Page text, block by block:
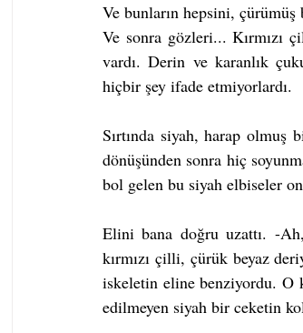
Ve bunların hepsini,
Ve sonra gözleri... Kırmızı
vardı. Derin ve karanlık
hiçbir şey ifade etmiyorlardı.
Sırtında siyah, harap olmuş
dönüşünden sonra hiç
bol gelen bu siyah elbiseler
Elini bana doğru uzattı. -
kırmızı çilli, çürük beyaz
iskeletin eline benziyordu. O
edilmeyen siyah bir ceketin